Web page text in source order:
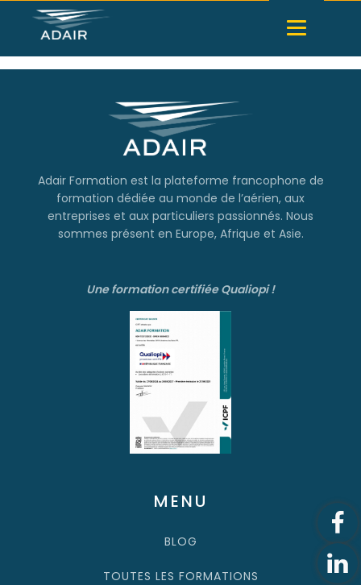
Adair Formation est la plateforme francophone de
formation dédiée au monde de l’aérien, aux
entreprises et aux particuliers passionnés. Nous
sommes présent en Europe, Afrique et Asie.
Une formation certifiée Qualiopi !
MENU
BLOG
TOUTES LES FORMATIONS